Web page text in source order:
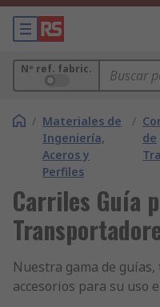
Nº ref. fabric.
/ Materiales de
Ingeniería,
Aceros y
Perfiles
/
de
Carriles Guía
Nuestra gama de
accesorios para su uso